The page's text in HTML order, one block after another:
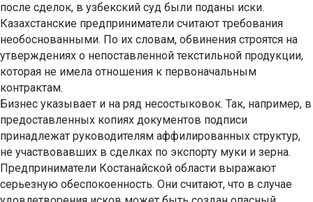
после сделок, в узбекский суд были поданы иски.
Казахстанские предприниматели считают требования
необоснованными. По их словам, обвинения строятся на
утверждениях о непоставленной текстильной продукции,
которая не имела отношения к первоначальным
контрактам.
Бизнес указывает и на ряд несостыковок. Так, например, в
предоставленных копиях документов подписи
принадлежат руководителям аффилированных структур,
не участвовавших в сделках по экспорту муки и зерна.
Предприниматели Костанайской области выражают
серьезную обеспокоенность. Они считают, что в случае